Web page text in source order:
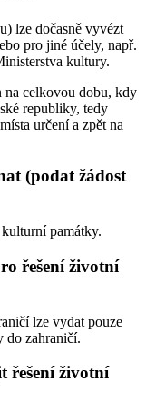
lze dočasně vyvézt
pro jiné účely, např.
kultury.
na celkovou dobu, kdy
republiky, tedy
určení a zpět na
(podat žádost
památky.
řešení životní
lze vydat pouze
do zahraničí.
řešení životní